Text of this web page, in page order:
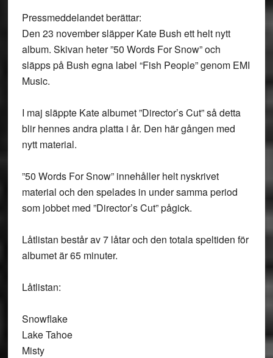
Pressmeddelandet berättar:
Den 23 november släpper Kate Bush ett helt nytt
album. Skivan heter ”50 Words For Snow” och
släpps på Bush egna label “Fish People” genom EMI
Music.
I maj släppte Kate albumet ”Director’s Cut” så detta
blir hennes andra platta i år. Den här gången med
nytt material.
”50 Words For Snow” innehåller helt nyskrivet
material och den spelades in under samma period
som jobbet med ”Director’s Cut” pågick.
Låtlistan består av 7 låtar och den totala speltiden för
albumet är 65 minuter.
Låtlistan:
Snowflake
Lake Tahoe
Misty